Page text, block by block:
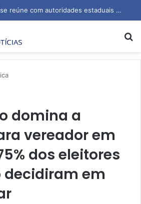
Prefeito de Portel se reúne com autoridades estaduais para tratar de obras e inauguração de escola
domina a
vereador em
dos eleitores
em